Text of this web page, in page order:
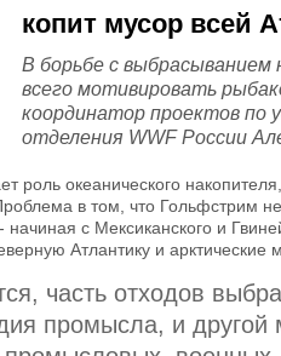
копит мусор всей
В борьбе с выбрасыванием
всего мотивировать
координатор проектов по
отделения WWF России
роль океанического
в том, что Гольфстрим
начиная с Мексиканского и
Атлантику и арктические
часть отходов
промысла, и другой